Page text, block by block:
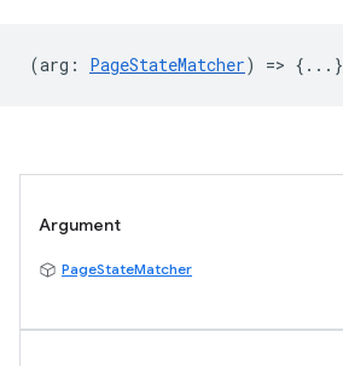
(arg : PageStateMatcher) => {...}
Argument
PageStateMatcher